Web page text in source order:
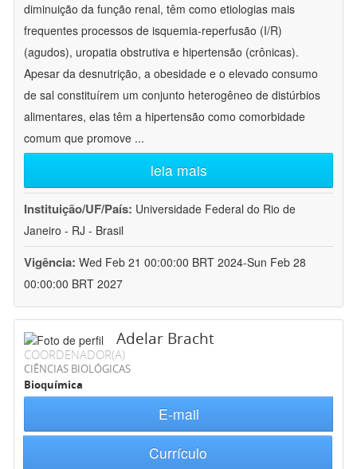
diminuição da função renal, têm como etiologias mais
frequentes processos de isquemia-reperfusão (I/R)
(agudos), uropatia obstrutiva e hipertensão (crônicas).
Apesar da desnutrição, a obesidade e o elevado consumo
de sal constituírem um conjunto heterogêneo de distúrbios
alimentares, elas têm a hipertensão como comorbidade
comum que promove ...
leia mais
Instituição/UF/País: Universidade Federal do Rio de
Janeiro - RJ - Brasil
Vigência: Wed Feb 21 00:00:00 BRT 2024-Sun Feb 28
00:00:00 BRT 2027
Adelar Bracht
COORDENADOR(A)
CIÊNCIAS BIOLÓGICAS
Bioquímica
E-mail
Currículo